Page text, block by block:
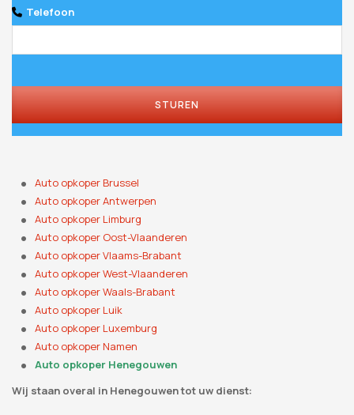
Telefoon
STUREN
Auto opkoper Brussel
Auto opkoper Antwerpen
Auto opkoper Limburg
Auto opkoper Oost-Vlaanderen
Auto opkoper Vlaams-Brabant
Auto opkoper West-Vlaanderen
Auto opkoper Waals-Brabant
Auto opkoper Luik
Auto opkoper Luxemburg
Auto opkoper Namen
Auto opkoper Henegouwen
Wij staan ​​overal in Henegouwen tot uw dienst: